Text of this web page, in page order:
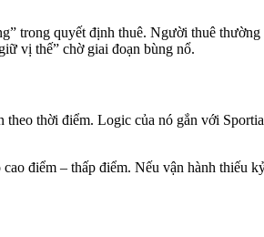
trong quyết định thuê. Người thuê
vị thế” chờ giai đoạn bùng nổ.
thời điểm. Logic của nó gắn với
điểm – thấp điểm. Nếu vận hành thiếu